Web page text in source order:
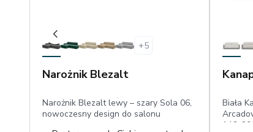
+5
Narożnik Blezalt
Narożnik Blezalt lewy – szary Sola 06,
nowoczesny design do salonu
Biała